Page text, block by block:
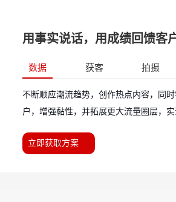
用事实说话，用成绩回馈客
数据 获客 拍摄
不断顺应潮流趋势，创作热点内容，同
户，增强黏性，并拓展更大流量圈层，实
立即获取方案